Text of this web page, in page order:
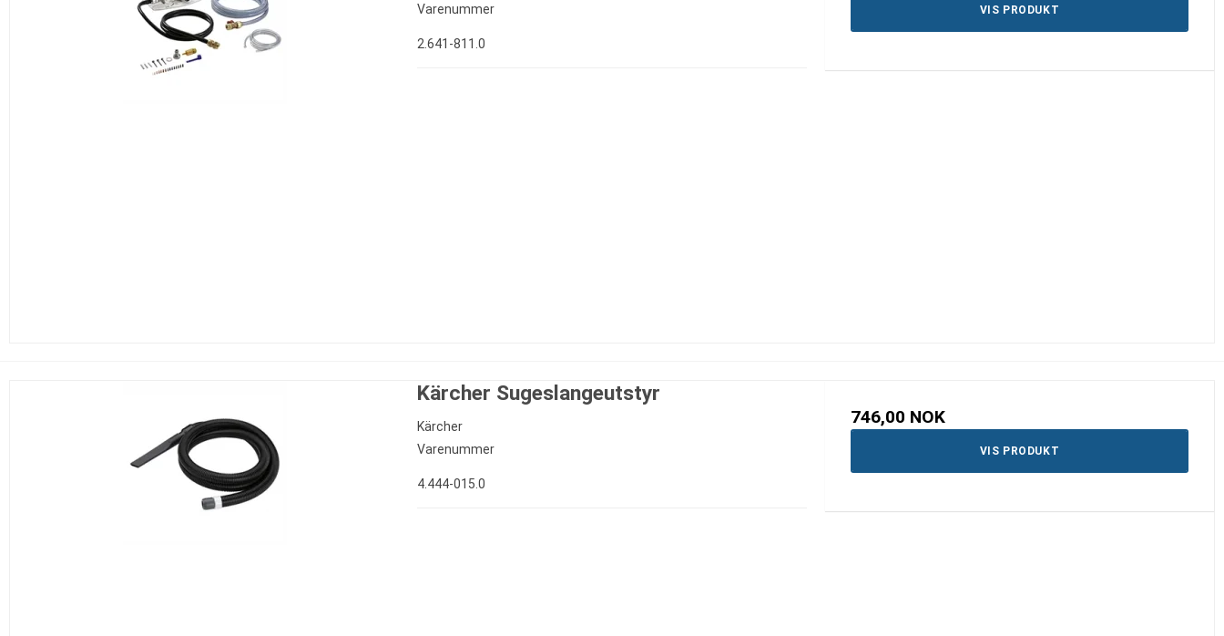
Varenummer
2.641-811.0
VIS PRODUKT
Kärcher Sugeslangeutstyr
Kärcher
Varenummer
4.444-015.0
746,00 NOK
VIS PRODUKT